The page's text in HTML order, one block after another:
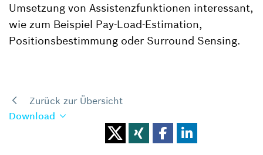
Umsetzung von Assistenzfunktionen interessant,
wie zum Beispiel Pay-Load-Estimation,
Positionsbestimmung oder Surround Sensing.
Zurück zur Übersicht
Download